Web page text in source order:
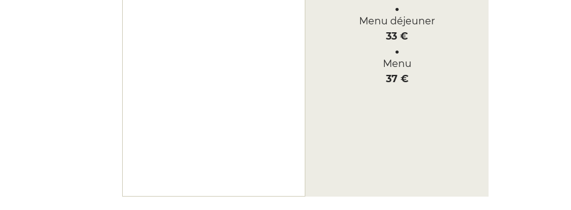
Menu déjeuner
33 €
Menu
37 €